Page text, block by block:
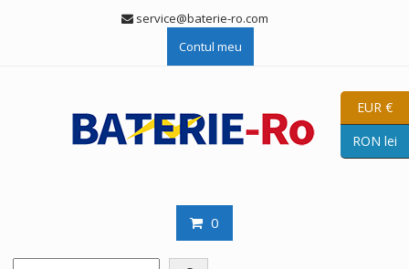
service@baterie-ro.com
Contul meu
0
EUR €
RON lei